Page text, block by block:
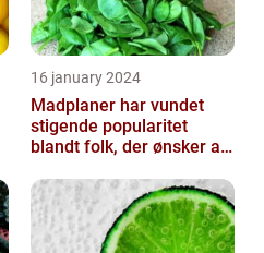
16 january 2024
Madplaner har vundet
stigende popularitet
blandt folk, der ønsker at
deres...